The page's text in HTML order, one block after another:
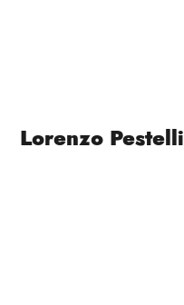
Lorenzo Pestelli